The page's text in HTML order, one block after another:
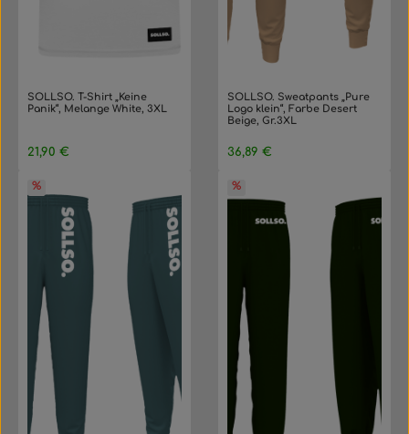
SOLLSO. T-Shirt „Keine
Panik“, Melange White, 3XL
Regulärer Preis:
21,90 €
SOLLSO. Sweatpants „Pure
Logo klein“, Farbe Desert
Beige, Gr.3XL
Regulärer Preis:
36,89 €